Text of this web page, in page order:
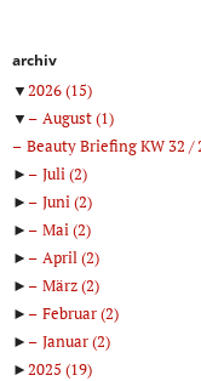
archiv
▼2026(15)
▼
August(1)
Beauty Briefing KW 32
►
Juli(2)
►
Juni(2)
►
Mai(2)
►
April(2)
►
März(2)
►
Februar(2)
►
Januar(2)
►2025 (19)